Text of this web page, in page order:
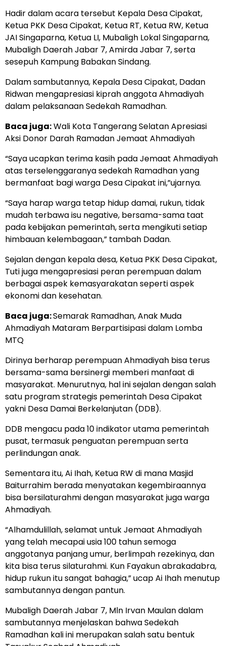
Hadir dalam acara tersebut Kepala Desa Cipakat,
Ketua PKK Desa Cipakat, Ketua RT, Ketua RW, Ketua
JAI Singaparna, Ketua LI, Mubaligh Lokal Singaparna,
Mubaligh Daerah Jabar 7, Amirda Jabar 7, serta
sesepuh Kampung Babakan Sindang.
Dalam sambutannya, Kepala Desa Cipakat, Dadan
Ridwan mengapresiasi kiprah anggota Ahmadiyah
dalam pelaksanaan Sedekah Ramadhan.
Baca juga:Wali Kota Tangerang Selatan Apresiasi
Aksi Donor Darah Ramadan Jemaat Ahmadiyah
“Saya ucapkan terima kasih pada Jemaat Ahmadiyah
atas terselenggaranya sedekah Ramadhan yang
bermanfaat bagi warga Desa Cipakat ini,”ujarnya.
“Saya harap warga tetap hidup damai, rukun, tidak
mudah terbawa isu negative, bersama-sama taat
pada kebijakan pemerintah, serta mengikuti setiap
himbauan kelembagaan,” tambah Dadan.
Sejalan dengan kepala desa, Ketua PKK Desa Cipakat,
Tuti juga mengapresiasi peran perempuan dalam
berbagai aspek kemasyarakatan seperti aspek
ekonomi dan kesehatan.
Baca juga:Semarak Ramadhan, Anak Muda
Ahmadiyah Mataram Berpartisipasi dalam Lomba
MTQ
Dirinya berharap perempuan Ahmadiyah bisa terus
bersama-sama bersinergi memberi manfaat di
masyarakat. Menurutnya, hal ini sejalan dengan salah
satu program strategis pemerintah Desa Cipakat
yakni Desa Damai Berkelanjutan (DDB).
DDB mengacu pada 10 indikator utama pemerintah
pusat, termasuk penguatan perempuan serta
perlindungan anak.
Sementara itu, Ai Ihah, Ketua RW di mana Masjid
Baiturrahim berada menyatakan kegembiraannya
bisa bersilaturahmi dengan masyarakat juga warga
Ahmadiyah.
“Alhamdulillah, selamat untuk Jemaat Ahmadiyah
yang telah mecapai usia 100 tahun semoga
anggotanya panjang umur, berlimpah rezekinya, dan
kita bisa terus silaturahmi. Kun Fayakun abrakadabra,
hidup rukun itu sangat bahagia,” ucap Ai Ihah menutup
sambutannya dengan pantun.
Mubaligh Daerah Jabar 7, Mln Irvan Maulan dalam
sambutannya menjelaskan bahwa Sedekah
Ramadhan kali ini merupakan salah satu bentuk